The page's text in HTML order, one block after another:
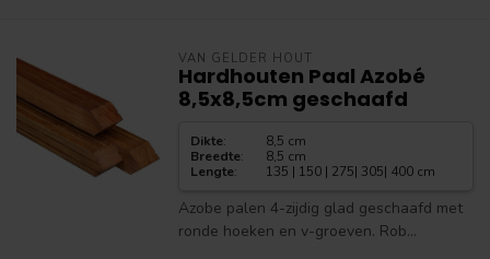
VAN GELDER HOUT
Hardhouten Paal Azobé
8,5x8,5cm geschaafd
Dikte:
8,5 cm
Breedte:
8,5 cm
Lengte: 135 | 150 | 275| 305| 400 cm
Azobe palen 4-zijdig glad geschaafd met
ronde hoeken en v-groeven. Rob...